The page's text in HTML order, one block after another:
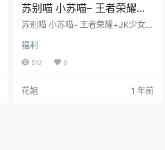
苏别喵 小苏喵– 王者荣耀
+JK少女 [117P/2V/877M]
苏别喵 小苏喵– 王者荣耀+JK少女
福利
512 0
花姐 1 年前